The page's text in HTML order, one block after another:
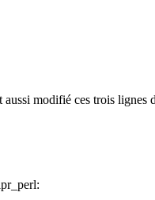
modifié ces trois lignes